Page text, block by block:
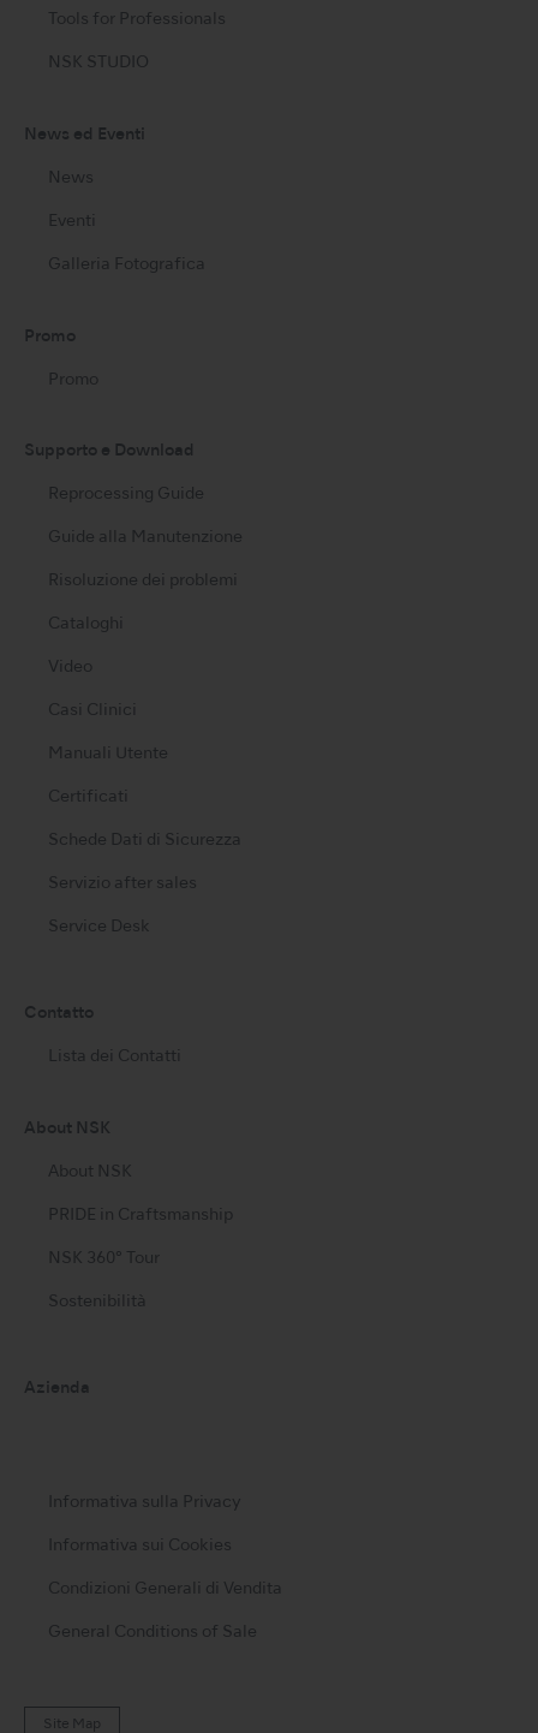
Tools for Professionals
NSK STUDIO
News ed Eventi
News
Eventi
Galleria Fotografica
Promo
Promo
Supporto e Download
Reprocessing Guide
Guide alla Manutenzione
Risoluzione dei problemi
Cataloghi
Video
Casi Clinici
Manuali Utente
Certificati
Schede Dati di Sicurezza
Servizio after sales
Service Desk
Contatto
Lista dei Contatti
About NSK
About NSK
PRIDE in Craftsmanship
NSK 360° Tour
Sostenibilità
Azienda
Informativa sulla Privacy
Informativa sui Cookies
Condizioni Generali di Vendita
General Conditions of Sale
Site Map